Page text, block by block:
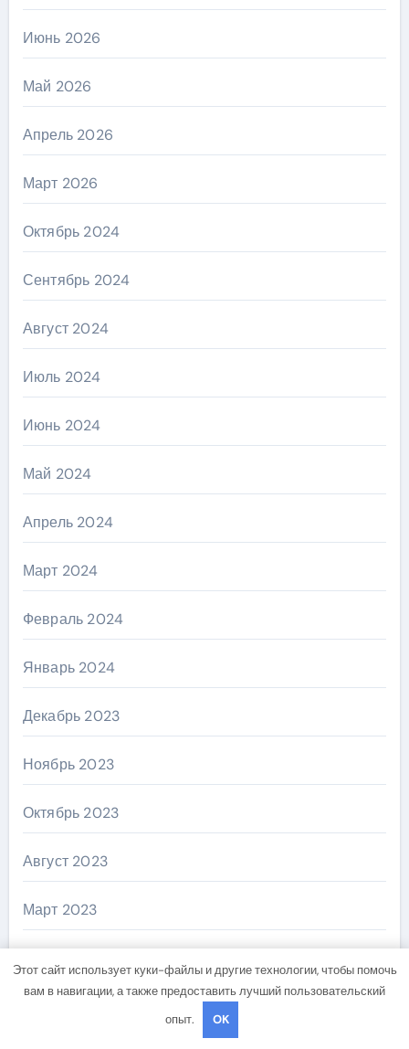
Июнь 2026
Май 2026
Апрель 2026
Март 2026
Октябрь 2024
Сентябрь 2024
Август 2024
Июль 2024
Июнь 2024
Май 2024
Апрель 2024
Март 2024
Февраль 2024
Январь 2024
Декабрь 2023
Ноябрь 2023
Октябрь 2023
Август 2023
Март 2023
Этот сайт использует куки-файлы и другие технологии, чтобы помочь
вам в навигации, а также предоставить лучший пользовательский
опыт.
OK